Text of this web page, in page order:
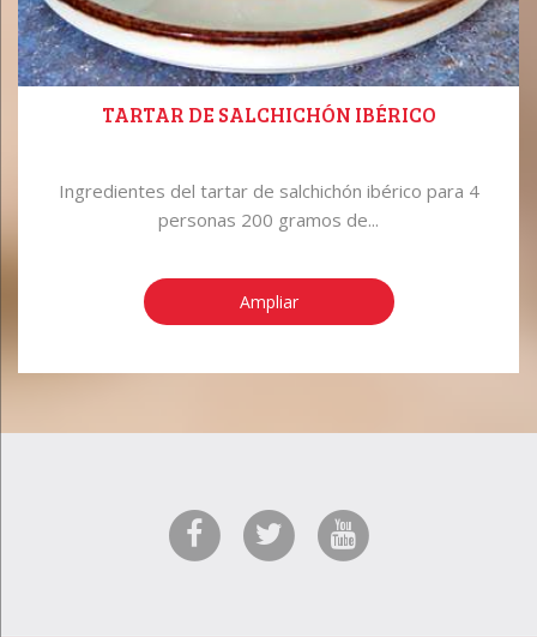
TARTAR DE SALCHICHÓN IBÉRICO
Ingredientes del tartar de salchichón ibérico para 4
personas 200 gramos de...
Ampliar